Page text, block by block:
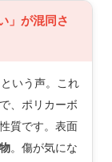
」が混同さ
いう声。これ
、ポリカーボ
質です。表面
。傷が気にな